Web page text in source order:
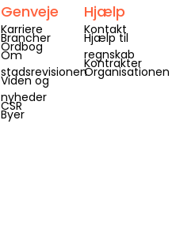
Genveje
Karriere
Brancher
Ordbog
Om
stadsrevisionen
Viden og
nyheder
CSR
Byer
Hjælp
Kontakt
Hjælp til
regnskab
Kontrakter
Organisationen